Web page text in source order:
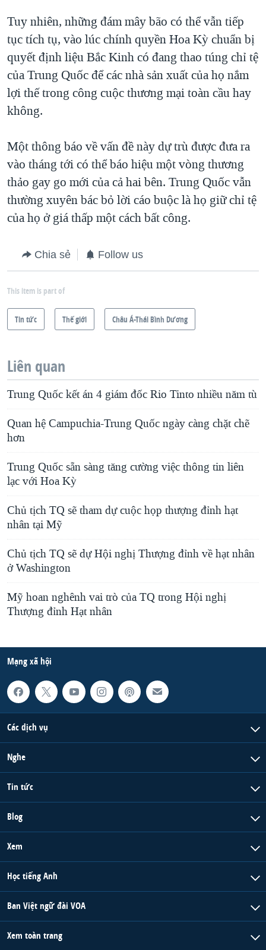
Tuy nhiên, những đám mây bão có thể vẫn tiếp
tục tích tụ, vào lúc chính quyền Hoa Kỳ chuẩn bị
quyết định liệu Bắc Kinh có đang thao túng chỉ tệ
của Trung Quốc để các nhà sản xuất của họ nắm
lợi thế trong công cuộc thương mại toàn cầu hay
không.
Một thông báo về vấn đề này dự trù được đưa ra
vào tháng tới có thể báo hiệu một vòng thương
thảo gay go mới của cả hai bên. Trung Quốc vẫn
thường xuyên bác bỏ lời cáo buộc là họ giữ chỉ tệ
của họ ở giá thấp một cách bất công.
Chia sẻ Follow us
This item is part of
Tin tức Thế giới Châu Á-Thái Bình Dương
Liên quan
Trung Quốc kết án 4 giám đốc Rio Tinto nhiều năm tù
Quan hệ Campuchia-Trung Quốc ngày càng chặt chẽ
hơn
Trung Quốc sẵn sàng tăng cường việc thông tin liên
lạc với Hoa Kỳ
Chủ tịch TQ sẽ tham dự cuộc họp thượng đỉnh hạt
nhân tại Mỹ
Chủ tịch TQ sẽ dự Hội nghị Thượng đỉnh về hạt nhân
ở Washington
Mỹ hoan nghênh vai trò của TQ trong Hội nghị
Thượng đỉnh Hạt nhân
Mạng xã hội
Các dịch vụ
Nghe
Tin tức
Blog
Xem
Học tiếng Anh
Ban Việt ngữ đài VOA
Xem toàn trang